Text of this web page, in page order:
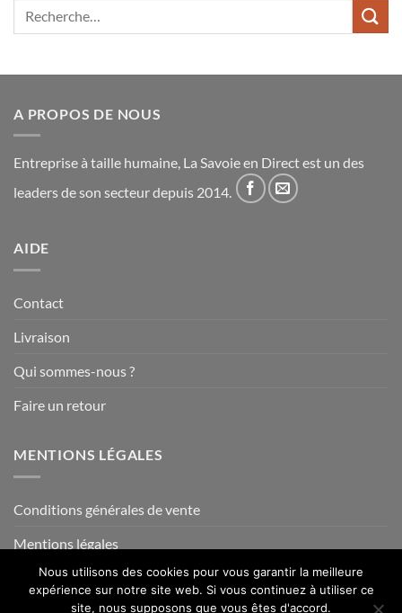
A PROPOS DE NOUS
Entreprise à taille humaine, La Savoie en Direct est un des
leaders de son secteur depuis 2014.
AIDE
Contact
Livraison
Qui sommes-nous ?
Faire un retour
MENTIONS LÉGALES
Conditions générales de vente
Mentions légales
Nous utilisons des cookies pour vous garantir la meilleure
expérience sur notre site web. Si vous continuez à utiliser ce
site, nous supposons que vous êtes d'accord.